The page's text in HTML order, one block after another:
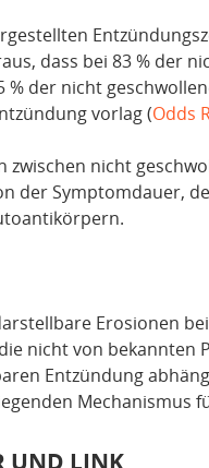
dass bei 83 % der
% der nicht
vorlag (Odds
zwischen nicht
der Symptomdauer,
Erosionen
nicht von
Entzündung
Mechanismus
UND LINK